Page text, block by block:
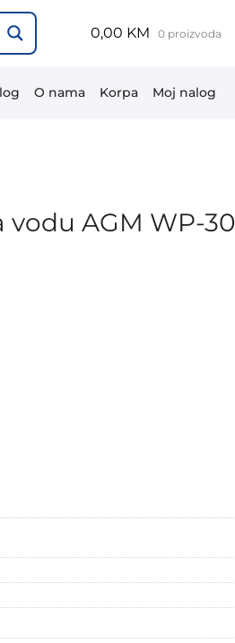
0,00 KM 0 proizvoda
O nama Korpa Moj nalog
AGM WP-30